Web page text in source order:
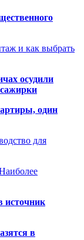
и как выбрать
осудили
один
для
в